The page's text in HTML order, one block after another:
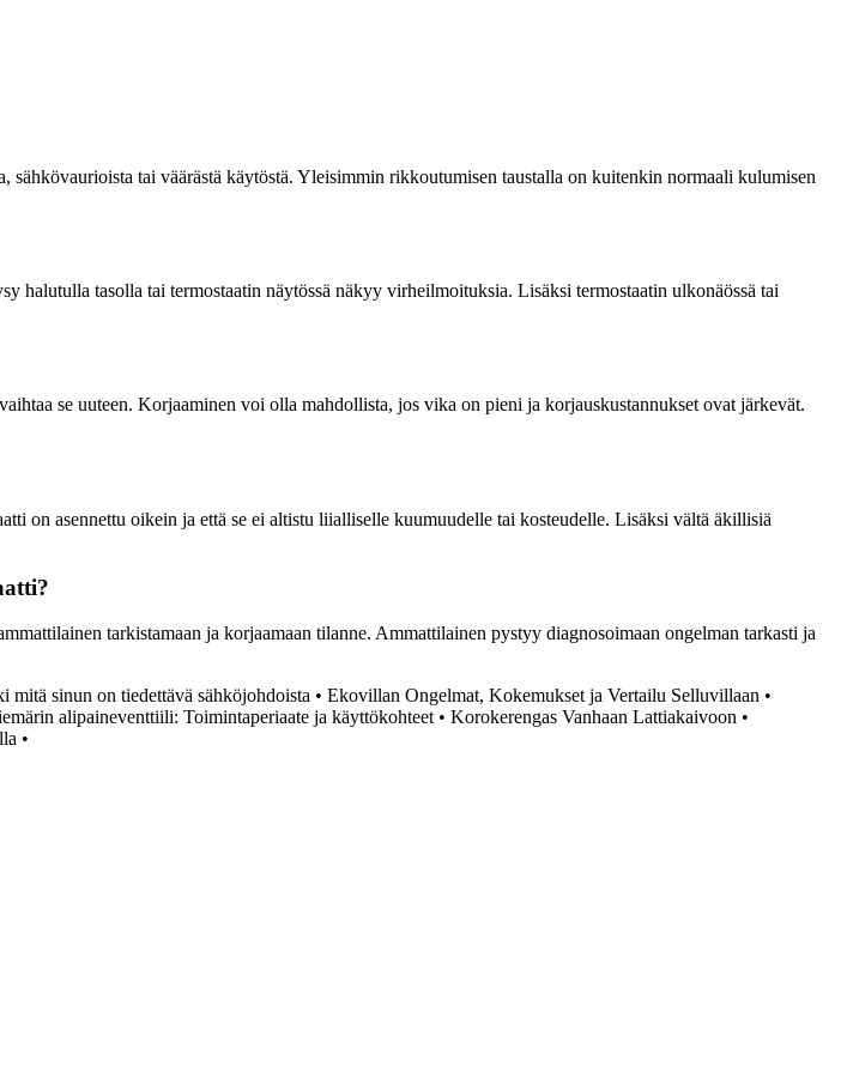
tai väärästä käytöstä. Yleisimmin rikkoutumisen taustalla on kuitenkin normaali kulumisen
tasolla tai termostaatin näytössä näkyy virheilmoituksia. Lisäksi termostaatin ulkonäössä tai
se uuteen. Korjaaminen voi olla mahdollista, jos vika on pieni ja korjauskustannukset ovat järkevät.
on asennettu oikein ja että se ei altistu liialliselle kuumuudelle tai kosteudelle. Lisäksi vältä äkillisiä
tarkistamaan ja korjaamaan tilanne. Ammattilainen pystyy diagnosoimaan ongelman tarkasti ja
sinun on tiedettävä sähköjohdoista • Ekovillan Ongelmat, Kokemukset ja Vertailu Selluvillaan •
alipaineventtiili: Toimintaperiaate ja käyttökohteet • Korokerengas Vanhaan Lattiakaivoon •
•